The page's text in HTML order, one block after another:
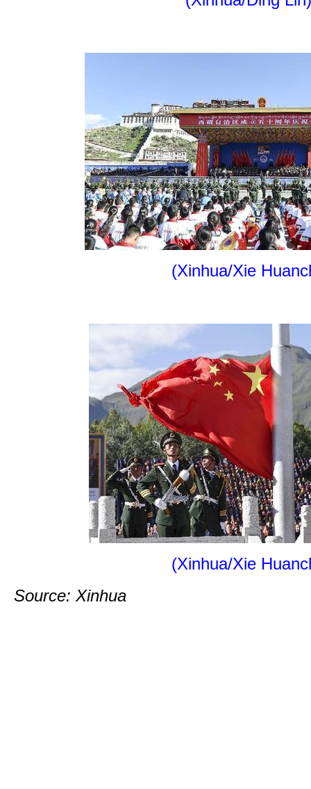
(Xinhua/Xie
(Xinhua/Xie
Source: Xinhua